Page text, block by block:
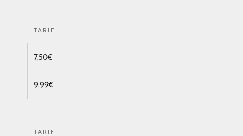
TARIF
7,50€
9,99€
TARIF